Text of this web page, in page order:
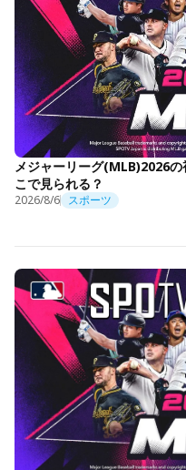
メジャーリーグ(MLB)2026
こで見られる？
2026/8/6 スポーツ